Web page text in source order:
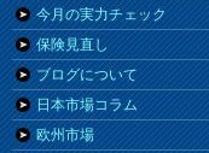
今月の実力チェック
保険見直し
ブログについて
日本市場コラム
欧州市場